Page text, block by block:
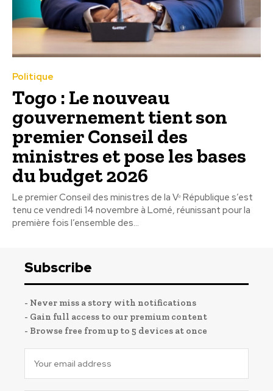
Politique
Togo : Le nouveau
gouvernement tient son
premier Conseil des
ministres et pose les bases
du budget 2026
Le premier Conseil des ministres de la Vᵉ République s’est
tenu ce vendredi 14 novembre à Lomé, réunissant pour la
première fois l’ensemble des...
Subscribe
- Never miss a story with notifications
- Gain full access to our premium content
- Browse free from up to 5 devices at once